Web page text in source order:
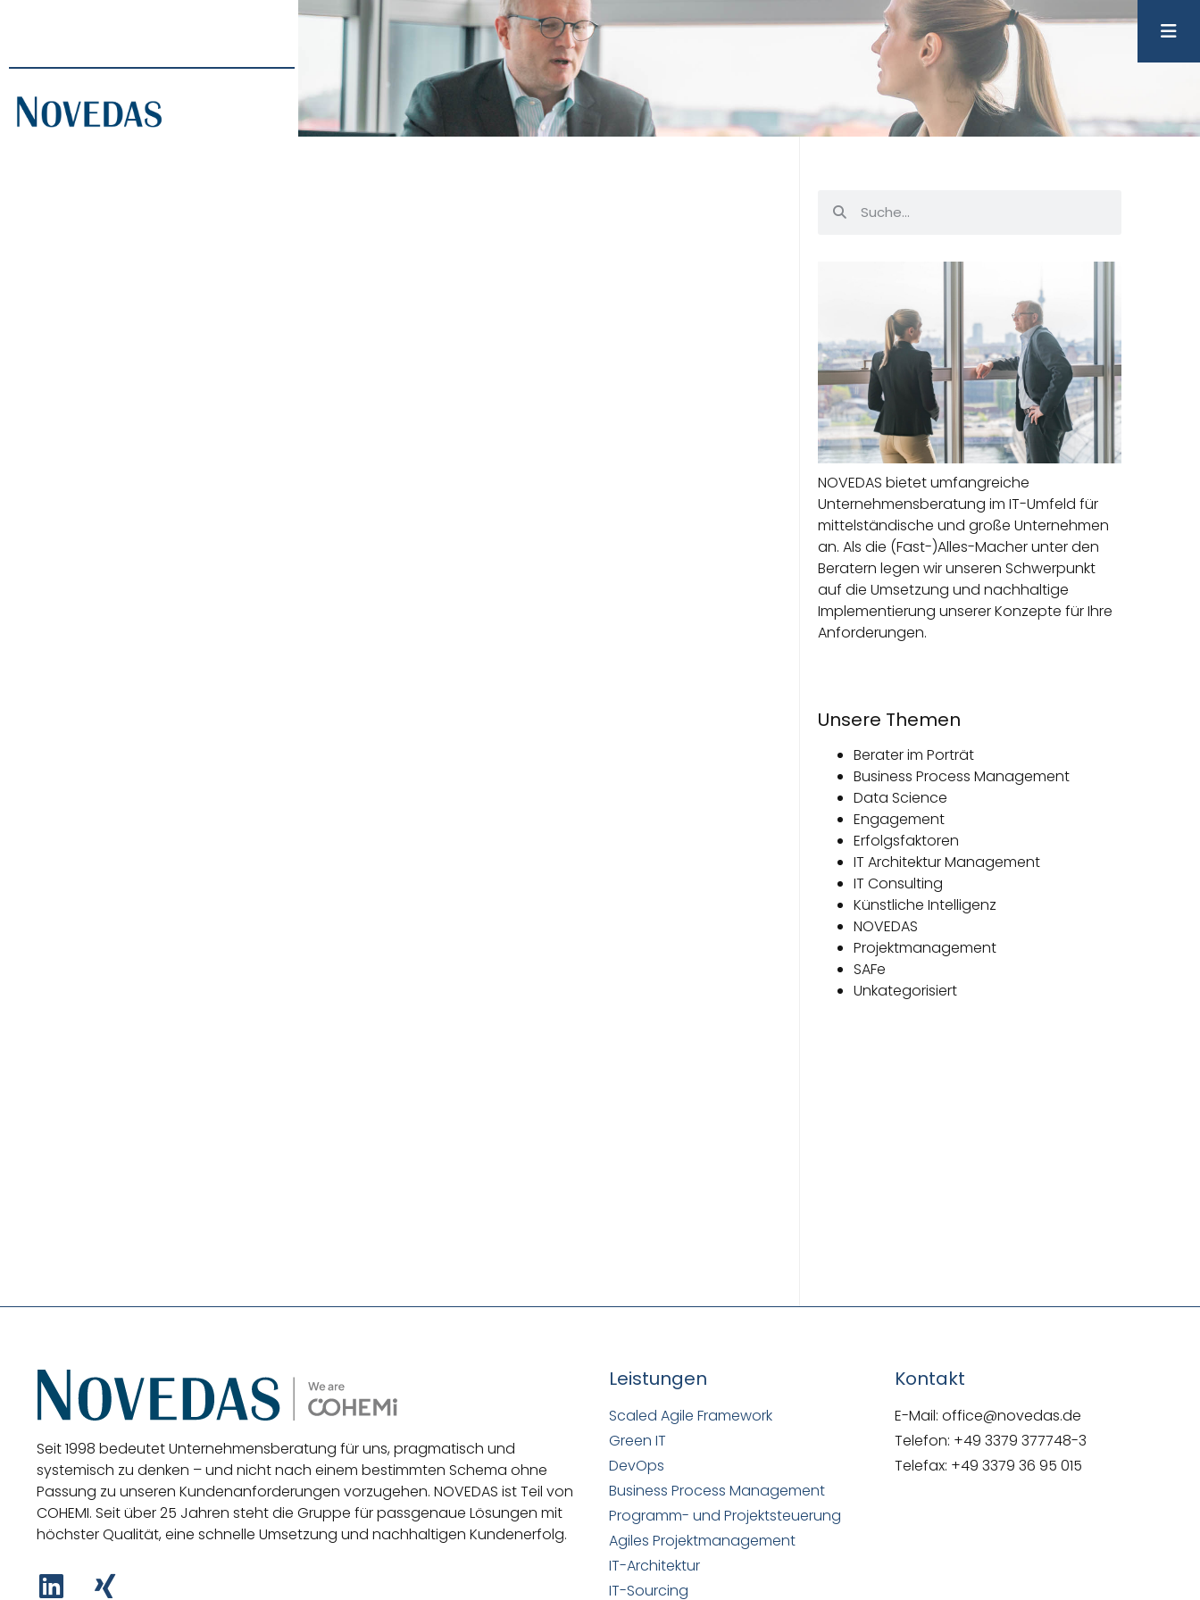
NOVEDAS bietet umfangreiche
Unternehmensberatung im IT-Umfeld für
mittelständische und große Unternehmen
an. Als die (Fast-)Alles-Macher unter den
Beratern legen wir unseren Schwerpunkt
auf die Umsetzung und nachhaltige
Implementierung unserer Konzepte für Ihre
Anforderungen.
Unsere Themen
Berater im Porträt
Business Process Management
Data Science
Engagement
Erfolgsfaktoren
IT Architektur Management
IT Consulting
Künstliche Intelligenz
NOVEDAS
Projektmanagement
SAFe
Unkategorisiert
Seit 1998 bedeutet Unternehmensberatung für uns, pragmatisch und
systemisch zu denken – und nicht nach einem bestimmten Schema ohne
Passung zu unseren Kundenanforderungen vorzugehen. NOVEDAS ist Teil von
COHEMI. Seit über 25 Jahren steht die Gruppe für passgenaue Lösungen mit
höchster Qualität, eine schnelle Umsetzung und nachhaltigen Kundenerfolg.
Leistungen
Scaled Agile Framework
Green IT
DevOps
Business Process Management
Programm- und Projektsteuerung
Agiles Projektmanagement
IT-Architektur
IT-Sourcing
Kontakt
E-Mail: office@novedas.de
Telefon: +49 3379 377748-3
Telefax: +49 3379 36 95 015